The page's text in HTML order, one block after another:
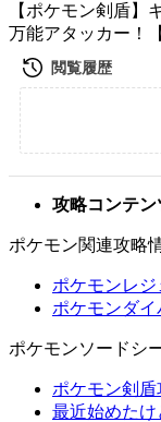
【ポケモン剣盾】
万能アタッカー！
攻略コンテン
ポケモン関連攻略
ポケモンレ
ポケモンダ
ポケモンソードシ
ポケモン剣
最近始めたけ